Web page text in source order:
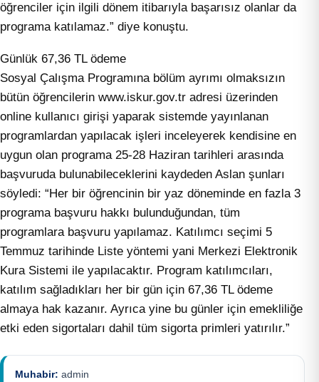
öğrenciler için ilgili dönem itibarıyla başarısız olanlar da
programa katılamaz.” diye konuştu.
Günlük 67,36 TL ödeme
Sosyal Çalışma Programına bölüm ayrımı olmaksızın
bütün öğrencilerin www.iskur.gov.tr adresi üzerinden
online kullanıcı girişi yaparak sistemde yayınlanan
programlardan yapılacak işleri inceleyerek kendisine en
uygun olan programa 25-28 Haziran tarihleri arasında
başvuruda bulunabileceklerini kaydeden Aslan şunları
söyledi: “Her bir öğrencinin bir yaz döneminde en fazla 3
programa başvuru hakkı bulunduğundan, tüm
programlara başvuru yapılamaz. Katılımcı seçimi 5
Temmuz tarihinde Liste yöntemi yani Merkezi Elektronik
Kura Sistemi ile yapılacaktır. Program katılımcıları,
katılım sağladıkları her bir gün için 67,36 TL ödeme
almaya hak kazanır. Ayrıca yine bu günler için emekliliğe
etki eden sigortaları dahil tüm sigorta primleri yatırılır.”
Muhabir: admin